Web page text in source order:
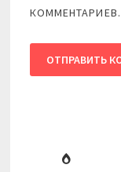
КОММЕНТАРИЕВ.